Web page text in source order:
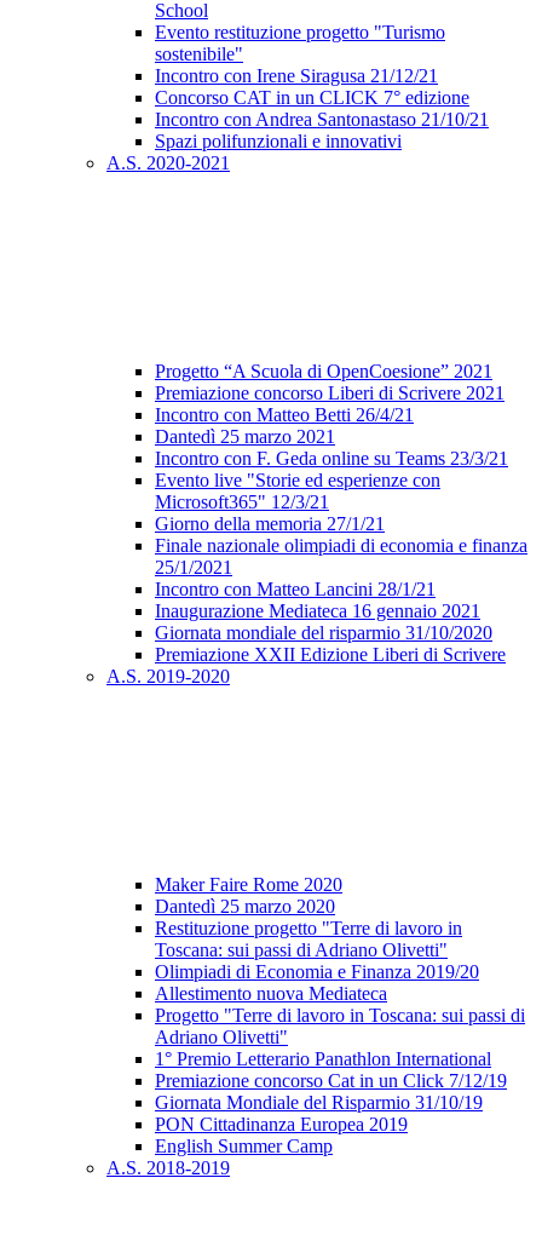
School
Evento restituzione progetto "Turismo
sostenibile"
Incontro con Irene Siragusa 21/12/21
Concorso CAT in un CLICK 7° edizione
Incontro con Andrea Santonastaso 21/10/21
Spazi polifunzionali e innovativi
A.S. 2020-2021
Progetto “A Scuola di OpenCoesione” 2021
Premiazione concorso Liberi di Scrivere 2021
Incontro con Matteo Betti 26/4/21
Dantedì 25 marzo 2021
Incontro con F. Geda online su Teams 23/3/21
Evento live "Storie ed esperienze con
Microsoft365" 12/3/21
Giorno della memoria 27/1/21
Finale nazionale olimpiadi di economia e finanza
25/1/2021
Incontro con Matteo Lancini 28/1/21
Inaugurazione Mediateca 16 gennaio 2021
Giornata mondiale del risparmio 31/10/2020
Premiazione XXII Edizione Liberi di Scrivere
A.S. 2019-2020
Maker Faire Rome 2020
Dantedì 25 marzo 2020
Restituzione progetto "Terre di lavoro in
Toscana: sui passi di Adriano Olivetti"
Olimpiadi di Economia e Finanza 2019/20
Allestimento nuova Mediateca
Progetto "Terre di lavoro in Toscana: sui passi di
Adriano Olivetti"
1° Premio Letterario Panathlon International
Premiazione concorso Cat in un Click 7/12/19
Giornata Mondiale del Risparmio 31/10/19
PON Cittadinanza Europea 2019
English Summer Camp
A.S. 2018-2019